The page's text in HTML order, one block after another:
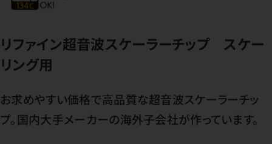
リファイン超音波スケーラーチップ スケー
リング用
お求めやすい価格で高品質な超音波スケーラーチッ
プ。国内大手メーカーの海外子会社が作っています。